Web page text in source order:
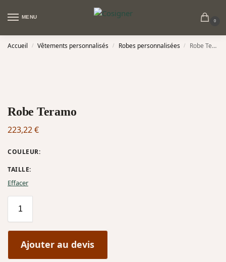
MENU
0
Accueil / Vêtements personnalisés / Robes personnalisées / Robe Teramo
Robe Teramo
223,22€
COULEUR:
TAILLE:
Effacer
Ajouter au devis